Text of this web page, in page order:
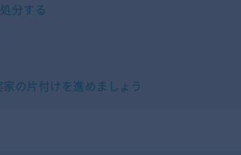
分する
の片付けを進めましょう